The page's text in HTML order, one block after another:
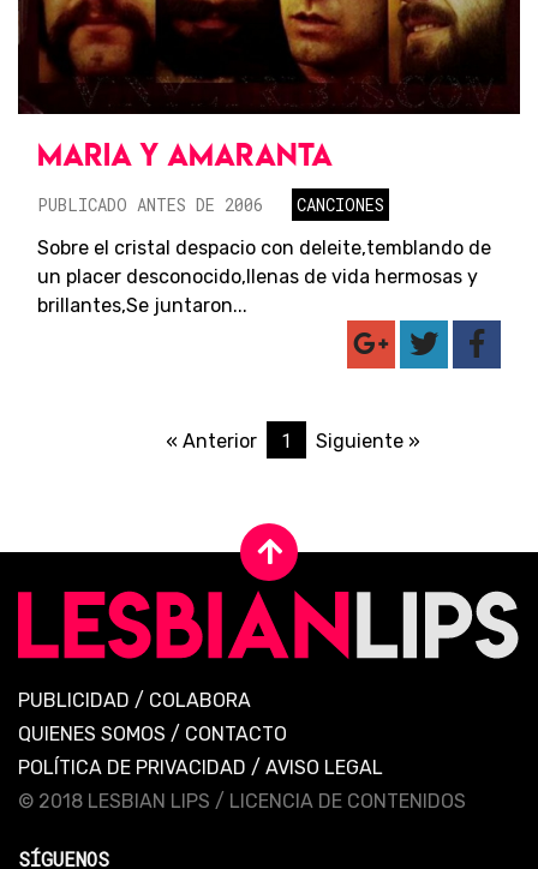
MARIA Y AMARANTA
PUBLICADO ANTES DE 2006
CANCIONES
Sobre el cristal despacio con deleite,temblando de
un placer desconocido,llenas de vida hermosas y
brillantes,Se juntaron...
« Anterior 1 Siguiente »
PUBLICIDAD / COLABORA
QUIENES SOMOS / CONTACTO
POLÍTICA DE PRIVACIDAD / AVISO LEGAL
© 2018 LESBIAN LIPS / LICENCIA DE CONTENIDOS
SÍGUENOS